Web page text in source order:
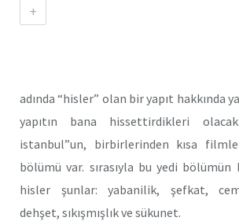
+
adında “hisler” olan bir yapıt hakkında
yapıtın bana hissettirdikleri
istanbul”un, birbirlerinden kısa
bölümü var. sırasıyla bu yedi bölümün
hisler şunlar: yabanilik, şefkat,
dehşet, sıkışmışlık ve sükunet.